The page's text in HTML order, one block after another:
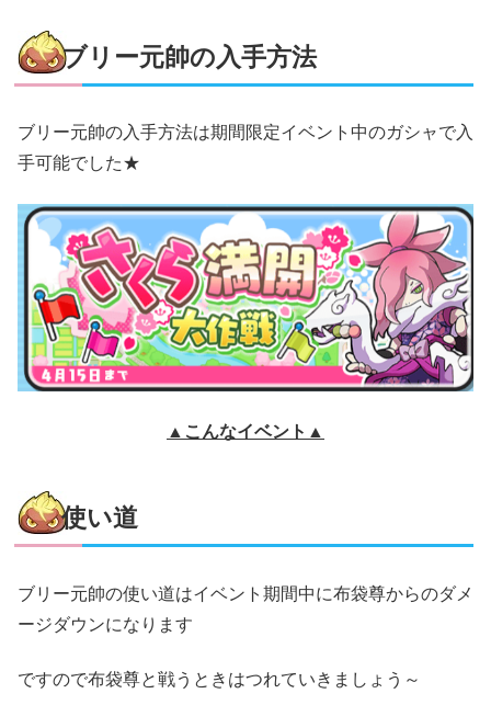
ブリー元帥の入手方法
ブリー元帥の入手方法は期間限定イベント中のガシャで入
手可能でした★
▲こんなイベント▲
使い道
ブリー元帥の使い道はイベント期間中に布袋尊からのダメ
ージダウンになります
ですので布袋尊と戦うときはつれていきましょう～